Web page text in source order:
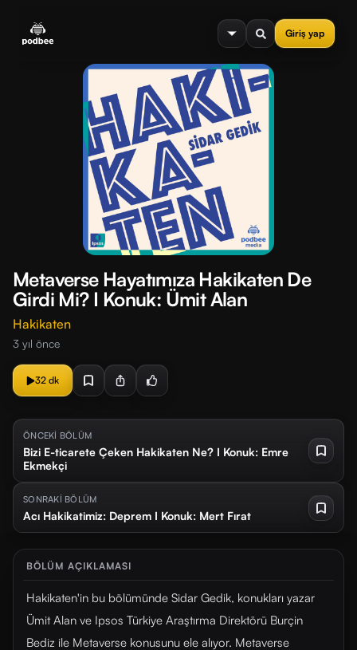
Giriş yap
menu
Metaverse Hayatımıza Hakikaten De
Girdi Mi? I Konuk: Ümit Alan
Hakikaten
3 yıl önce
32 dk
ÖNCEKİ BÖLÜM
Bizi E-ticarete Çeken Hakikaten Ne? I Konuk: Emre
Ekmekçi
SONRAKİ BÖLÜM
Acı Hakikatimiz: Deprem I Konuk: Mert Fırat
BÖLÜM AÇIKLAMASI
Hakikaten'in bu bölümünde Sidar Gedik, konukları yazar
Ümit Alan ve Ipsos Türkiye Araştırma Direktörü Burçin
Bediz ile Metaverse konusunu ele alıyor. Metaverse